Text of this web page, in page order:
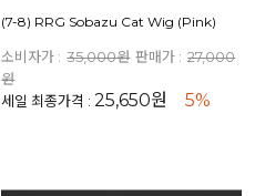
(7-8) RRG Sobazu Cat Wig (Pink)
소비자가 : 35,000원 판매가 : 27,000
원
세일 최종가격 :25,650원 5%